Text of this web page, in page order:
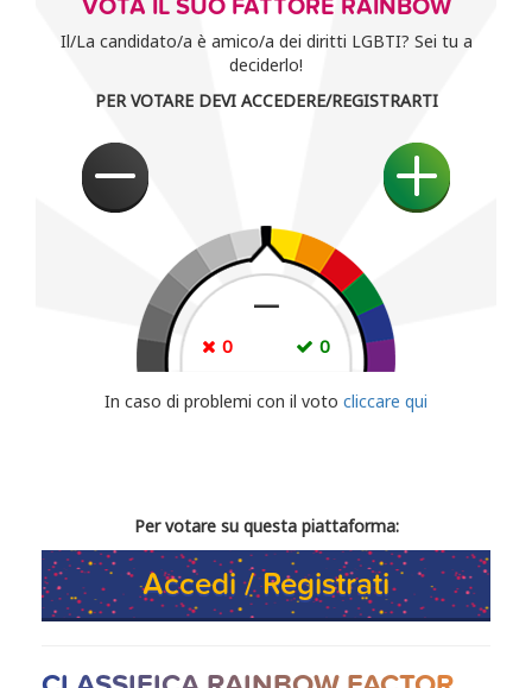
VOTA IL SUO FATTORE RAINBOW
Il/La candidato/a è amico/a dei diritti LGBTI? Sei tu a
deciderlo!
PER VOTARE DEVI ACCEDERE/REGISTRARTI
—
0 0
CONDIVIDI IL TUO VOTO
In caso di problemi con il voto cliccare qui
Per votare su questa piattaforma:
Accedi / Registrati